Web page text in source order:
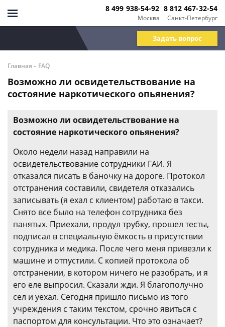
Москва
8 499 938-54-92
Санкт-Петербург
8 812 467-32-54
Задать вопрос
Главная - FAQ
Возможно ли освидетельствование на
состояние наркотического опьянения?
Возможно ли освидетельствование на
состояние наркотического опьянения?
Около недели назад направили на
освидетельствование сотрудники ГАИ. Я
отказался писать в баночку на дороге. Протокол
отстранения составили, свидетеля отказались
записывать (я ехал с клиентом) работаю в такси.
Снято все было на телефон сотрудника без
панятых. Приехали, продул трубку, прошел тесты,
подписал в специальную ёмкость в присутствии
сотрудника и медика. После чего меня привезли к
машине и отпустили. С копией протокола об
отстранении, в котором ничего не разобрать, и я
его еле выпросил. Сказали жди. Я благополучно
сел и уехал. Сегодня пришло письмо из того
учреждения с таким текстом, срочно явиться с
паспортом для консультации. Что это означает?